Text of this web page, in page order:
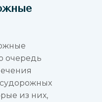
очередь
из них,